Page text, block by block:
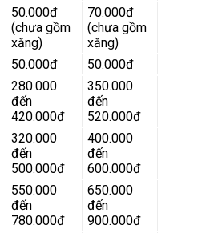
50.000đ
(chưa gồm
xăng)
70.000đ
(chưa gồm
xăng)
50.000đ
50.000đ
280.000
đến
420.000đ
350.000
đến
520.000đ
320.000
đến
500.000đ
400.000
đến
600.000đ
550.000
đến
780.000đ
650.000
đến
900.000đ